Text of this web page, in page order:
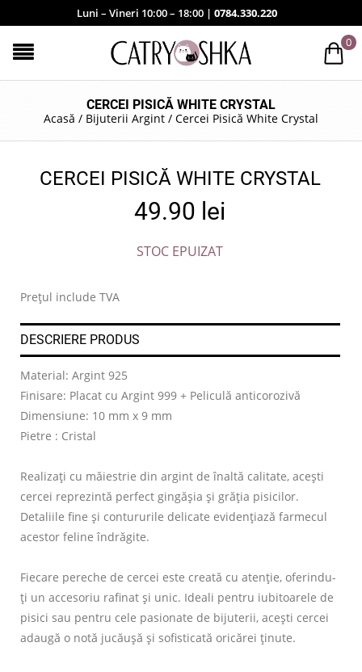
Luni – Vineri 10:00 – 18:00 | 0784.330.220
0
CERCEI PISICĂ WHITE CRYSTAL
Acasă / Bijuterii Argint / Cercei Pisică White Crystal
CERCEI PISICĂ WHITE CRYSTAL
49.90 lei
STOC EPUIZAT
Prețul include TVA
DESCRIERE PRODUS
Material: Argint 925
Finisare: Placat cu Argint 999 + Peliculă anticorozivă
Dimensiune: 10 mm x 9 mm
Pietre : Cristal
Realizați cu măiestrie din argint de înaltă calitate, acești
cercei reprezintă perfect gingășia și grăția pisicilor.
Detaliile fine și contururile delicate evidențiază farmecul
acestor feline îndrăgite.
Fiecare pereche de cercei este creată cu atenție, oferindu-
ți un accesoriu rafinat și unic. Ideali pentru iubitoarele de
pisici sau pentru cele pasionate de bijuterii, acești cercei
adaugă o notă jucăușă și sofisticată oricărei ținute.